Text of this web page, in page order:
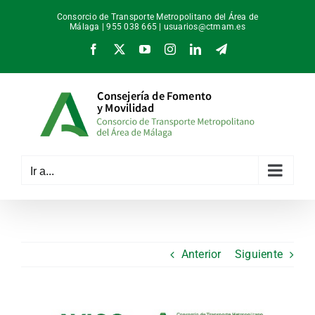
Consorcio de Transporte Metropolitano del Área de
Málaga | 955 038 665 | usuarios@ctmam.es
Facebook
X YouTubeInstagramLinkedInTelegram
Ir a...
Anterior Siguiente